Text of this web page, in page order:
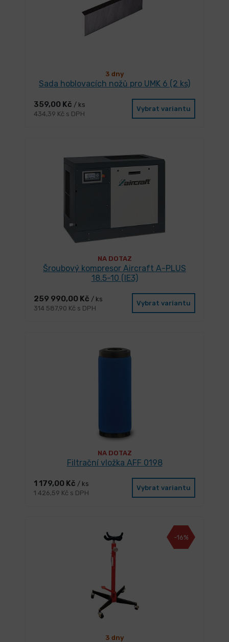
3 dny
Sada hoblovacích nožů pro UMK 6 (2 ks)
359,00 Kč / ks
434,39 Kč s DPH
Vybrat variantu
NA DOTAZ
Šroubový kompresor Aircraft A-PLUS
18.5-10 (IE3)
259 990,00 Kč / ks
314 587,90 Kč s DPH
Vybrat variantu
NA DOTAZ
Filtrační vložka AFF 0198
1 179,00 Kč / ks
1 426,59 Kč s DPH
Vybrat variantu
-16%
3 dny